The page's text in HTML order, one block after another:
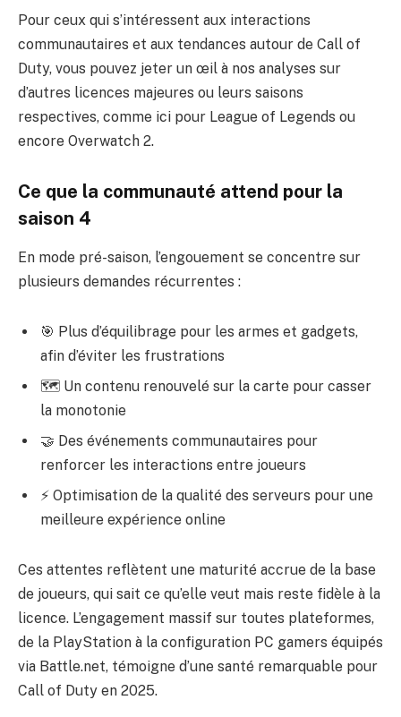
Pour ceux qui s’intéressent aux interactions
communautaires et aux tendances autour de Call of
Duty, vous pouvez jeter un œil à nos analyses sur
d’autres licences majeures ou leurs saisons
respectives, comme ici pour League of Legends ou
encore Overwatch 2.
Ce que la communauté attend pour la
saison 4
En mode pré-saison, l’engouement se concentre sur
plusieurs demandes récurrentes :
🎯 Plus d’équilibrage pour les armes et gadgets,
afin d’éviter les frustrations
🗺️ Un contenu renouvelé sur la carte pour casser
la monotonie
🤝 Des événements communautaires pour
renforcer les interactions entre joueurs
⚡ Optimisation de la qualité des serveurs pour une
meilleure expérience online
Ces attentes reflètent une maturité accrue de la base
de joueurs, qui sait ce qu’elle veut mais reste fidèle à la
licence. L’engagement massif sur toutes plateformes,
de la PlayStation à la configuration PC gamers équipés
via Battle.net, témoigne d’une santé remarquable pour
Call of Duty en 2025.